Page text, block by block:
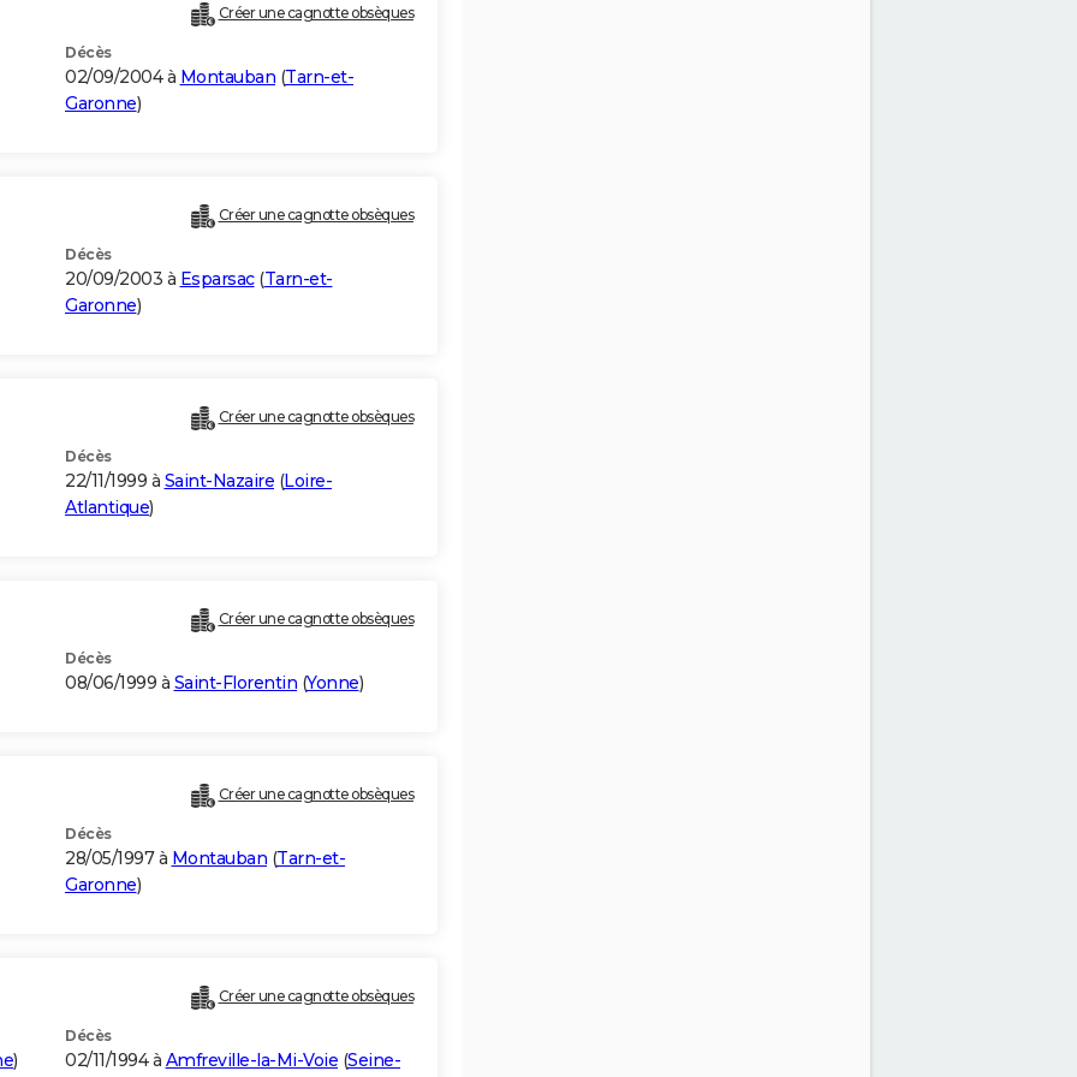
Créer une cagnotte obsèques
Décès
02/09/2004 à Montauban (Tarn-et-
Garonne)
Créer une cagnotte obsèques
Décès
20/09/2003 à Esparsac(Tarn-et-
Garonne)
Créer une cagnotte obsèques
Décès
22/11/1999 à Saint-Nazaire (Loire-
Atlantique)
Créer une cagnotte obsèques
Décès
08/06/1999 à Saint-Florentin (Yonne)
Créer une cagnotte obsèques
Décès
28/05/1997 à Montauban (Tarn-et-
Garonne)
Créer une cagnotte obsèques
)
Décès
02/11/1994 à Amfreville-la-Mi-Voie (Seine-